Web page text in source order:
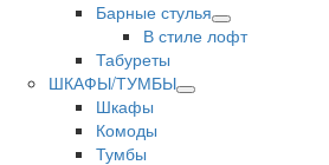
Барные стулья
В стиле лофт
Табуреты
ШКАФЫ/ТУМБЫ
Шкафы
Комоды
Тумбы